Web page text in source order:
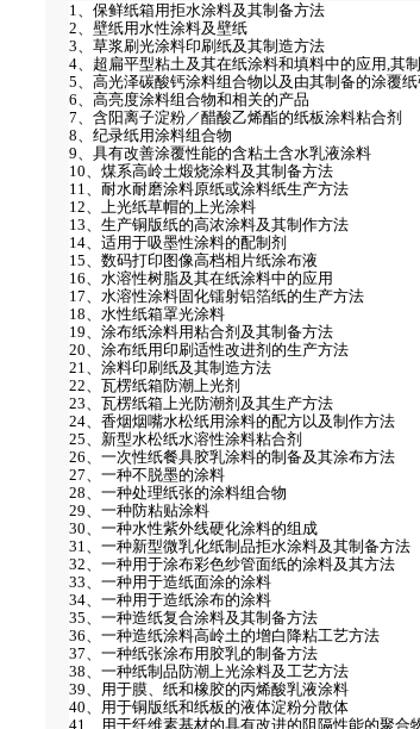
1、保鲜纸箱用拒水涂料及其制备方法
2、壁纸用水性涂料及壁纸
3、草浆刷光涂料印刷纸及其制造方法
4、超扁平型粘土及其在纸涂料和填料中的应用,其
5、高光泽碳酸钙涂料组合物以及由其制备的涂覆
6、高亮度涂料组合物和相关的产品
7、含阳离子淀粉／醋酸乙烯酯的纸板涂料粘合剂
8、纪录纸用涂料组合物
9、具有改善涂覆性能的含粘土含水乳液涂料
10、煤系高岭土煅烧涂料及其制备方法
11、耐水耐磨涂料原纸或涂料纸生产方法
12、上光纸草帽的上光涂料
13、生产铜版纸的高浓涂料及其制作方法
14、适用于吸墨性涂料的配制剂
15、数码打印图像高档相片纸涂布液
16、水溶性树脂及其在纸涂料中的应用
17、水溶性涂料固化镭射铝箔纸的生产方法
18、水性纸箱罩光涂料
19、涂布纸涂料用粘合剂及其制备方法
20、涂布纸用印刷适性改进剂的生产方法
21、涂料印刷纸及其制造方法
22、瓦楞纸箱防潮上光剂
23、瓦楞纸箱上光防潮剂及其生产方法
24、香烟烟嘴水松纸用涂料的配方以及制作方法
25、新型水松纸水溶性涂料粘合剂
26、一次性纸餐具胶乳涂料的制备及其涂布方法
27、一种不脱墨的涂料
28、一种处理纸张的涂料组合物
29、一种防粘贴涂料
30、一种水性紫外线硬化涂料的组成
31、一种新型微乳化纸制品拒水涂料及其制备方法
32、一种用于涂布彩色纱管面纸的涂料及其方法
33、一种用于造纸面涂的涂料
34、一种用于造纸涂布的涂料
35、一种造纸复合涂料及其制备方法
36、一种造纸涂料高岭土的增白降粘工艺方法
37、一种纸张涂布用胶乳的制备方法
38、一种纸制品防潮上光涂料及工艺方法
39、用于膜、纸和橡胶的丙烯酸乳液涂料
40、用于铜版纸和纸板的液体淀粉分散体
41、用于纤维素基材的具有改进的阻隔性能的聚合